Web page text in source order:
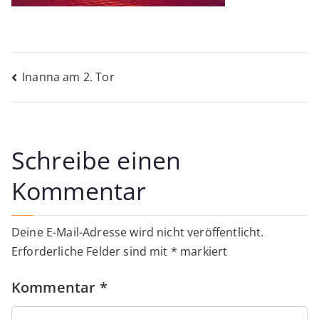
Beitragsnavigation
Inanna am 2. Tor
Schreibe einen
Kommentar
Deine E-Mail-Adresse wird nicht veröffentlicht.
Erforderliche Felder sind mit * markiert
Kommentar *